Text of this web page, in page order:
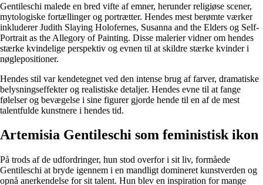
Gentileschi malede en bred vifte af emner, herunder religiøse scener,
mytologiske fortællinger og portrætter. Hendes mest berømte værker
inkluderer Judith Slaying Holofernes, Susanna and the Elders og Self-
Portrait as the Allegory of Painting. Disse malerier vidner om hendes
stærke kvindelige perspektiv og evnen til at skildre stærke kvinder i
nøglepositioner.
Hendes stil var kendetegnet ved den intense brug af farver, dramatiske
belysningseffekter og realistiske detaljer. Hendes evne til at fange
følelser og bevægelse i sine figurer gjorde hende til en af ​​de mest
talentfulde kunstnere i hendes tid.
Artemisia Gentileschi som feministisk ikon
På trods af de udfordringer, hun stod overfor i sit liv, formåede
Gentileschi at bryde igennem i en mandligt domineret kunstverden og
opnå anerkendelse for sit talent. Hun blev en inspiration for mange